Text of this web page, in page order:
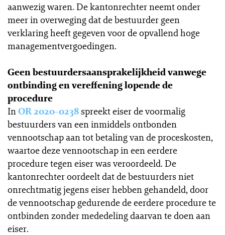
aanwezig waren. De kantonrechter neemt onder
meer in overweging dat de bestuurder geen
verklaring heeft gegeven voor de opvallend hoge
managementvergoedingen.
Geen bestuurdersaansprakelijkheid vanwege
ontbinding en vereffening lopende de
procedure
InOR 2020-0238spreekt eiser de voormalig
bestuurders van een inmiddels ontbonden
vennootschap aan tot betaling van de proceskosten,
waartoe deze vennootschap in een eerdere
procedure tegen eiser was veroordeeld. De
kantonrechter oordeelt dat de bestuurders niet
onrechtmatig jegens eiser hebben gehandeld, door
de vennootschap gedurende de eerdere procedure te
ontbinden zonder mededeling daarvan te doen aan
eiser.